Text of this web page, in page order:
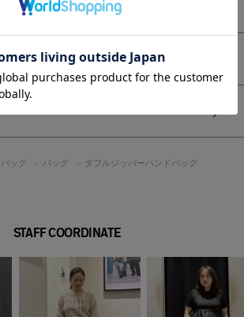
バッグ バッグ ダブルジッパーハンドバッグ
STAFF COORDINATE